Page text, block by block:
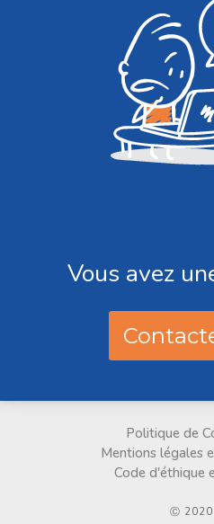
Vous avez
Politique de
Mentions légales
Code d'éthique
Ⓒ 2020